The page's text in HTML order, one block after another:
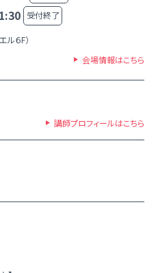
受付終了
６F）
会場情報はこちら
講師プロフィールはこちら